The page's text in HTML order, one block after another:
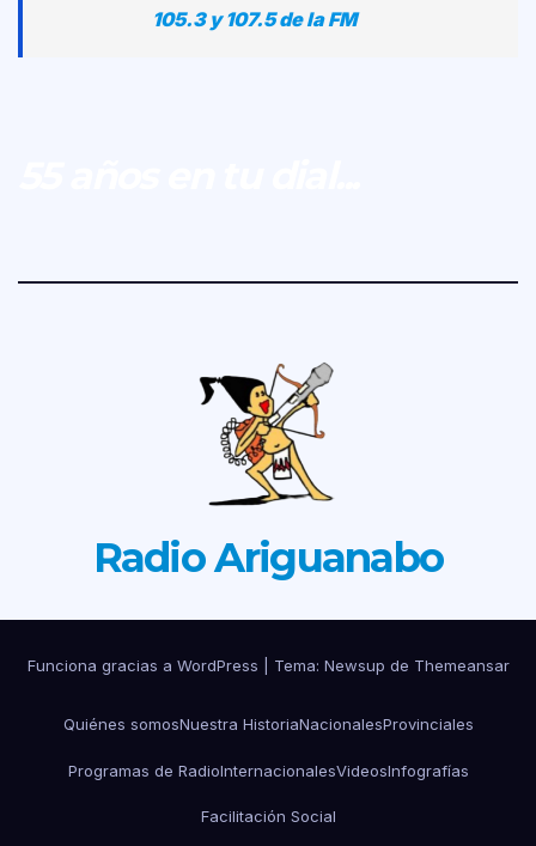
105.3 y 107.5 de la FM
Radio Ariguanabo
Funciona gracias a WordPress Tema: Newsup de Themeansar
Quiénes somosNuestra HistoriaNacionalesProvinciales
Programas de RadioInternacionalesVideosInfografías
Facilitación Social